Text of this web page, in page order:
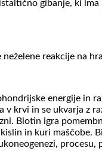
gibanje, ki
reakcije na
energije in
krvi in ​​se ukvarja z
Biotin igra
in kuri maščobe.